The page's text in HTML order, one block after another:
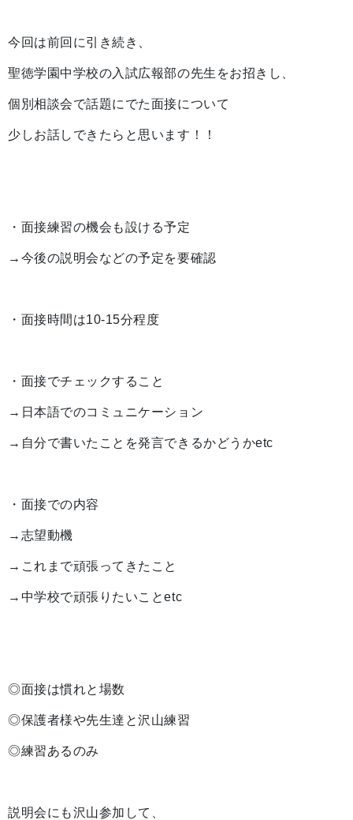
今回は前回に引き続き、
聖徳学園中学校の入試広報部の先生をお招きし、
個別相談会で話題にでた面接について
少しお話しできたらと思います！！
・面接練習の機会も設ける予定
→今後の説明会などの予定を要確認
・面接時間は10-15分程度
・面接でチェックすること
→日本語でのコミュニケーション
→自分で書いたことを発言できるかどうかetc
・面接での内容
→志望動機
→これまで頑張ってきたこと
→中学校で頑張りたいことetc
◎面接は慣れと場数
◎保護者様や先生達と沢山練習
◎練習あるのみ
説明会にも沢山参加して、